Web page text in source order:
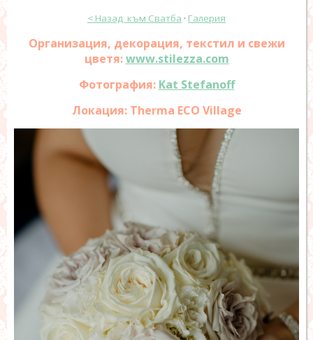
< Назад към Сватба · Галерия
Организация, декорация, текстил и свежи
цветя:www.stilezza.com
Фотография: Kat Stefanoff
Локация: Therma ECO Village